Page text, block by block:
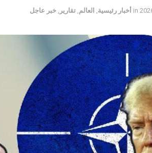
in أخبار رئيسية العالم تقارير خبر عاجل